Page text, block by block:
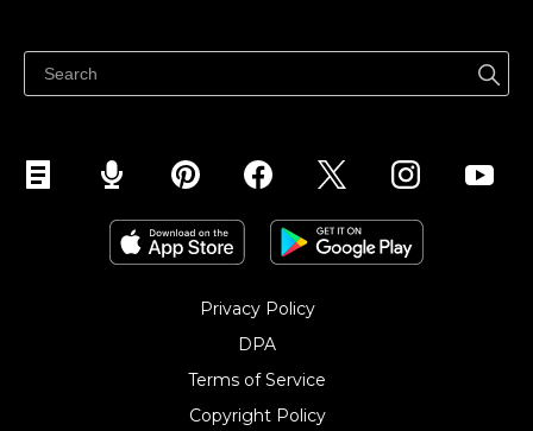
Ibenta sa Facebook
Privacy Policy
DPA
Terms of Service
Copyright Policy‎